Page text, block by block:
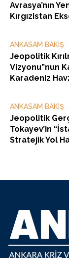
Avrasya’nın
Kırgızistan
ANKASAM BAKIŞ
Jeopolitik
Vizyonu”nun
Karadeniz
ANKASAM BAKIŞ
Jeopolitik
Tokayev’in
Stratejik Yol